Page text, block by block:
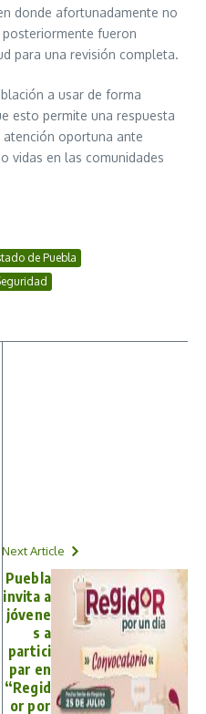
donde afortunadamente no
fueron
para una revisión completa.
a usar de forma
esto permite una respuesta
oportuna ante
vidas en las comunidades
de Puebla
Next Article
Puebla
invita a
jóvene
s a
partici
par en
“Regid
or por